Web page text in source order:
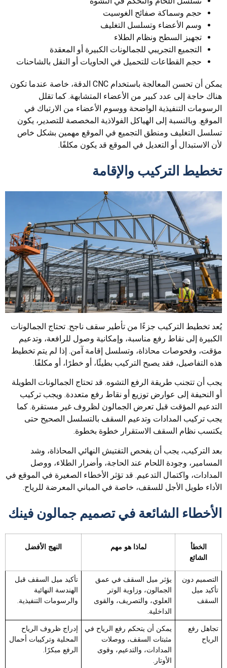
حجم وسماكة صفائح الغوسيت
وسم الأعضاء وتسلسل التغليف
تجهيز السطح ونظام الطلاء
التجميع التجريبي للجمالونات الكبيرة أو المعقدة
حجم القطاعات للتحميل في الحاويات أو النقل بالشاحنات
يمكن أن تحسن المعالجة باستخدام CNC الدقة، خاصة عندما تكون
هناك حاجة إلى عدد كبير من الأعضاء المتشابهة. كما تقلل
الرسومات التنفيذية الواضحة ووسوم الأعضاء من الارتباك في
الموقع. وبالنسبة إلى الهياكل الفولاذية المخصصة للتصدير، يكون
تسلسل التغليف ومنطق التجميع في الموقع مهمين بشكل خاص
لأن الاستبدال أو التعديل في الموقع قد يكون مكلفًا.
تخطيط التركيب والإقامة
يُعد تخطيط التركيب جزءًا من تأطير سقف ناجح. تحتاج الجمالونات
الكبيرة إلى نقاط رفع مناسبة، وإمكانية وصول للرافعة، وتدعيم
مؤقت، وفحوصات محاذاة، وتسلسل إقامة آمن. إذا لم يتم تخطيط
هذه التفاصيل، فقد يصبح التركيب بطيئًا، أو خطرًا، أو مكلفًا.
يجب أن تتجنب طريقة الرفع التشوه. قد تحتاج الجمالونات الطويلة
أو النحيفة إلى عوارض توزيع أو نقاط رفع متعددة. ويجب تركيب
التدعيم المؤقت قبل تعرض الجمالون لظروف غير مستقرة. كما
يجب تركيب المدادات وتدعيم السقف بالتسلسل الصحيح حتى
يكتسب نظام السقف الاستقرار خطوة بخطوة.
بعد التركيب، يجب أن يفحص التفتيش النهائي المحاذاة، وشد
المسامير، وجودة اللحام عند الحاجة، وأضرار الطلاء، ووصل
المدادات، واكتمال التدعيم. قد تؤثر الأخطاء الصغيرة في الموقع في
الأداء طويل الأجل للسقف، خاصة في المباني المعرضة للرياح.
الأخطاء الشائعة في تصميم جمالون فينك
الخطأ
الشائع
لماذا هو مهم النهج الأفضل
التصميم دون
تأكيد ميل
السقف
يؤثر ميل السقف في عمق
الجمالون، وزاوية الوتر
العلوي، والتصريف، والقوى
الداخلية.
تأكيد ميل السقف قبل
الهندسة النهائية
والرسومات التنفيذية.
تجاهل رفع
الرياح
يمكن أن يتحكم رفع الرياح في
مثبتات السقف، ووصلات
المدادات، والتدعيم، وقوى
الأوتار.
إدراج ظروف الرياح
المحلية وتركيبات أحمال
الرفع مبكرًا.